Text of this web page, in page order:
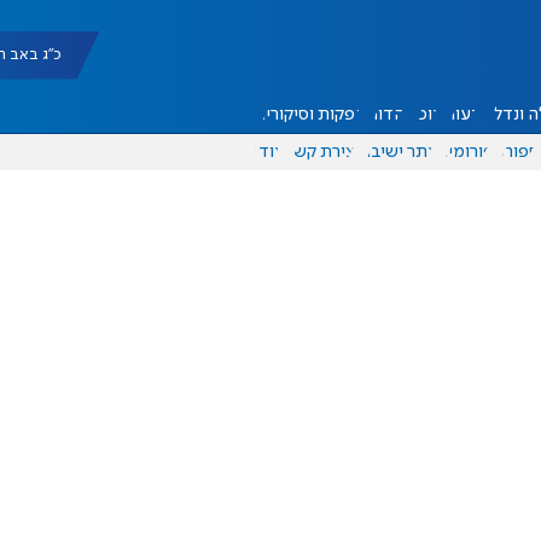
כ"ג באב תשפ"ו
ונדל"ן דעות אוכל יהדות הפקות וסיקורים
ספורט פורומים אתר ישיבה יצירת קשר עוד